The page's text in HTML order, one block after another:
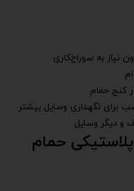
نیاز به سوراخ‌کاری
کنج حمام
برای نگهداری وسایل بیشتر
و دیگر وسایل
حمام